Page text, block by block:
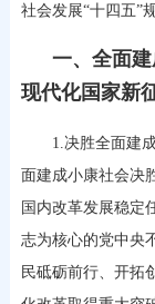
社会发展“十四五”
一、全面
现代化国家新
1.决胜全面建成
面建成小康社会决
国内改革发展稳定
志为核心的党中央
民砥砺前行、开拓